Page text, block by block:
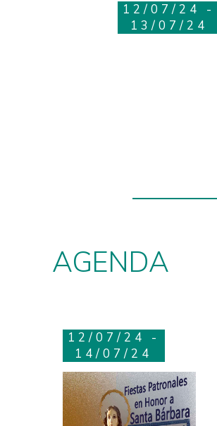
12/07/24 -
13/07/24
AGENDA
12/07/24 -
14/07/24